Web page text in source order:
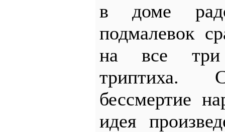
в доме
подмалевок
на все три
бессмертие
идея